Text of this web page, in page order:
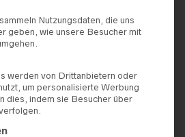
Nutzungsdaten, die uns
geben, wie unsere Besucher mit
werden von Drittanbietern oder
um personalisierte Werbung
dies, indem sie Besucher über